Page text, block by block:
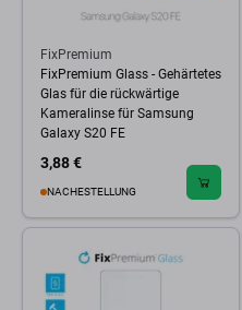
FixPremium
FixPremium Glass - Gehärtetes
Glas für die rückwärtige
Kameralinse für Samsung
Galaxy S20 FE
3,88 €
NACHESTELLUNG